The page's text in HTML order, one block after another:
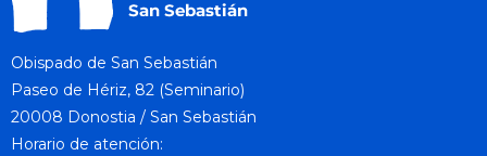
Obispado de San Sebastián
Paseo de Hériz, 82 (Seminario)
20008 Donostia / San Sebastián
Horario de atención: